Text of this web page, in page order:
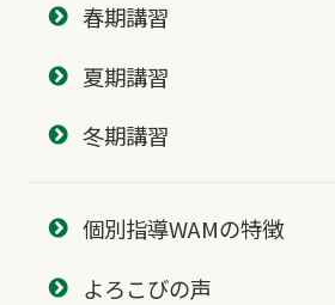
春期講習
夏期講習
冬期講習
個別指導WAMの特徴
よろこびの声